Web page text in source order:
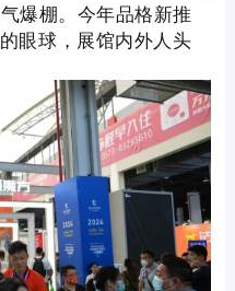
爆棚。今年品格新推
眼球，展馆内外人头